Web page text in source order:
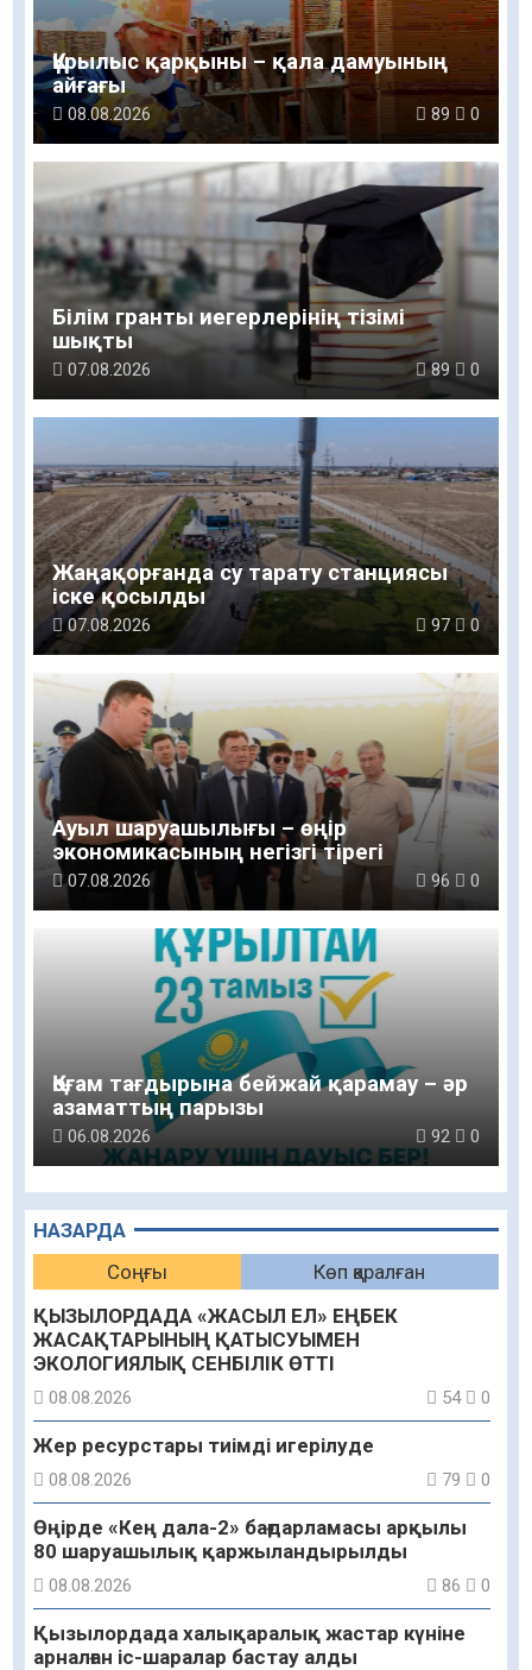
НАЗАРДА
Соңғы
Көп қаралған
ҚЫЗЫЛОРДАДА «ЖАСЫЛ ЕЛ» ЕҢБЕК
ЖАСАҚТАРЫНЫҢ ҚАТЫСУЫМЕН
ЭКОЛОГИЯЛЫҚ СЕНБІЛІК ӨТТІ
08.08.2026 54 0
Жер ресурстары тиімді игерілуде
08.08.2026 79 0
Өңірде «Кең дала-2» бағдарламасы арқылы
80 шаруашылық қаржыландырылды
08.08.2026 86 0
Қызылордада халықаралық жастар күніне
арналған іс-шаралар бастау алды
Құрылыс қарқыны – қала дамуының
айғағы
08.08.2026 89 0
Білім гранты иегерлерінің тізімі
шықты
07.08.2026 89 0
Жаңақорғанда су тарату станциясы
іске қосылды
07.08.2026 97 0
Ауыл шаруашылығы – өңір
экономикасының негізгі тірегі
07.08.2026 96 0
Қоғам тағдырына бейжай қарамау – әр
азаматтың парызы
06.08.2026 92 0